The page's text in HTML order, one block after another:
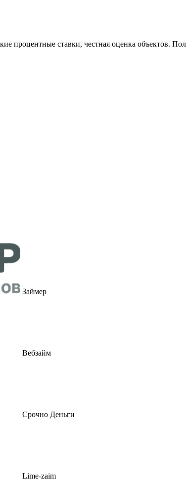
процентные ставки, честная оценка объектов.
Займер
Вебзайм
Срочно Деньги
Lime-zaim